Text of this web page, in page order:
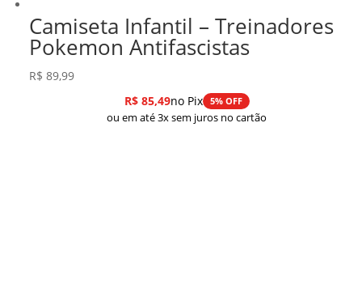
Camiseta Infantil – Treinadores
Pokemon Antifascistas
R$ 89,99
R$85,49no Pix 5% OFF
ou em até 3x sem juros no cartão